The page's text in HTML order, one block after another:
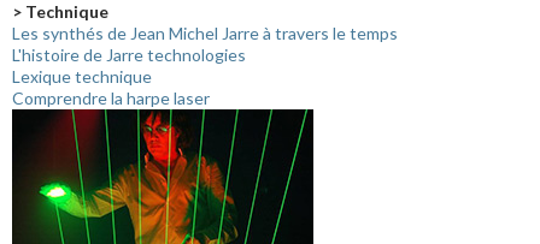
> Technique
Les synthés de Jean Michel Jarre à travers le temps
L'histoire de Jarre technologies
Lexique technique
Comprendre la harpe laser